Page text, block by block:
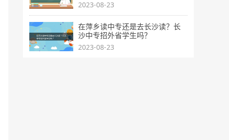
2023-08-23
在萍乡读中专还是去长沙读？长
沙中专招外省学生吗？
2023-08-23